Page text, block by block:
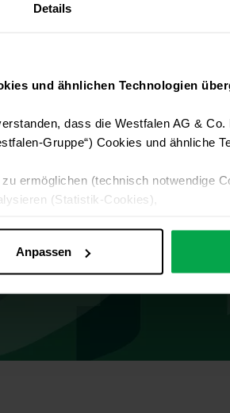
Details
und ähnlichen Technologien
dass die Westfalen AG &
Gruppe“) Cookies und ähnliche
ermöglichen (technisch notwendige
(Statistik-Cookies),
Gruppe, die ein gemeinsames
und respektiert, damit Sie nicht
Anpassen